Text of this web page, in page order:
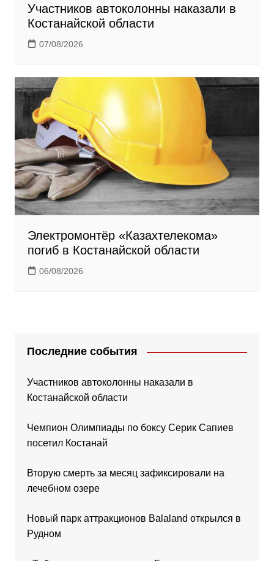
Участников автоколонны наказали в
Костанайской области
07/08/2026
Электромонтёр «Казахтелекома»
погиб в Костанайской области
06/08/2026
Последние события
Участников автоколонны наказали в
Костанайской области
Чемпион Олимпиады по боксу Серик Сапиев
посетил Костанай
Вторую смерть за месяц зафиксировали на
лечебном озере
Новый парк аттракционов Balaland открылся в
Рудном